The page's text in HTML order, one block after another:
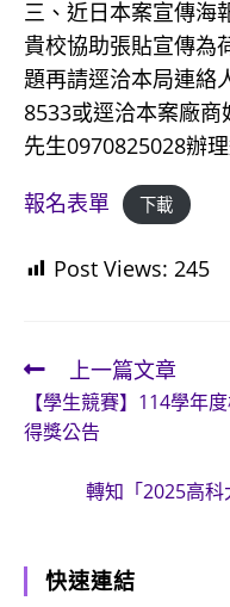
三、近日本案宣傳海
貴校協助張貼宣傳為
題再請逕洽本局連絡
8533或逕洽本案廠
先生0970825028辦理
報名表單
下載
Post Views: 245
Read
more
articles
上一篇文章
【學生競賽】114學年
得獎公告
轉知「2025高
快速連結